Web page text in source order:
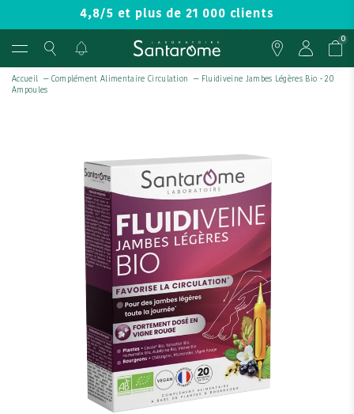
4,8/5 et plus de 21 000 clients
0
Accueil — Complément Alimentaire Circulation — Fluidiveine Jambes Légères Bio - 20
Ampoules